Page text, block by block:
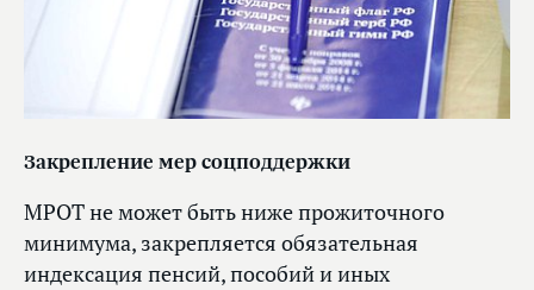
Закрепление мер соцподдержки
МРОТ не может быть ниже прожиточного
минимума, закрепляется обязательная
индексация пенсий, пособий и иных